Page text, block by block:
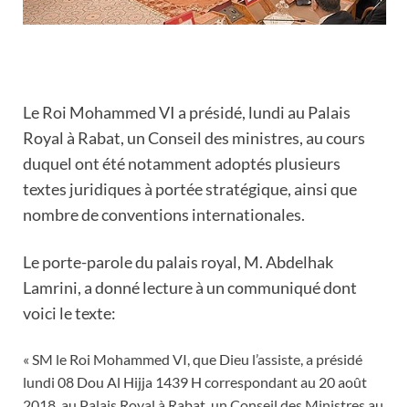
Le Roi Mohammed VI a présidé, lundi au Palais
Royal à Rabat, un Conseil des ministres, au cours
duquel ont été notamment adoptés plusieurs
textes juridiques à portée stratégique, ainsi que
nombre de conventions internationales.
Le porte-parole du palais royal, M. Abdelhak
Lamrini, a donné lecture à un communiqué dont
voici le texte:
« SM le Roi Mohammed VI, que Dieu l’assiste, a présidé
lundi 08 Dou Al Hijja 1439 H correspondant au 20 août